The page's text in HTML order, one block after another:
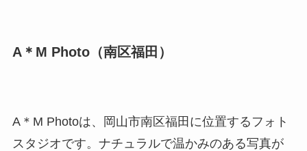
A＊M Photo（南区福田）
A＊M Photoは、岡山市南区福田に位置するフォト
スタジオです。ナチュラルで温かみのある写真が